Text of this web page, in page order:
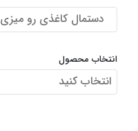
دستمال کاغذی رو میزی
انتخاب محصول
انتخاب کنید